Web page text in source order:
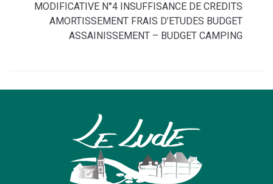
MODIFICATIVE N°4 INSUFFISANCE DE CREDITS
AMORTISSEMENT FRAIS D’ETUDES BUDGET
ASSAINISSEMENT – BUDGET CAMPING